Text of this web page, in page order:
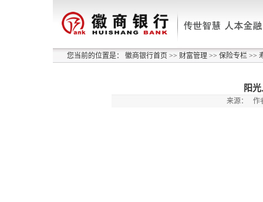
您当前的位置是： 徽商银行首页 >> 财富管理 >> 保险专栏 >>
阳
来源： 作